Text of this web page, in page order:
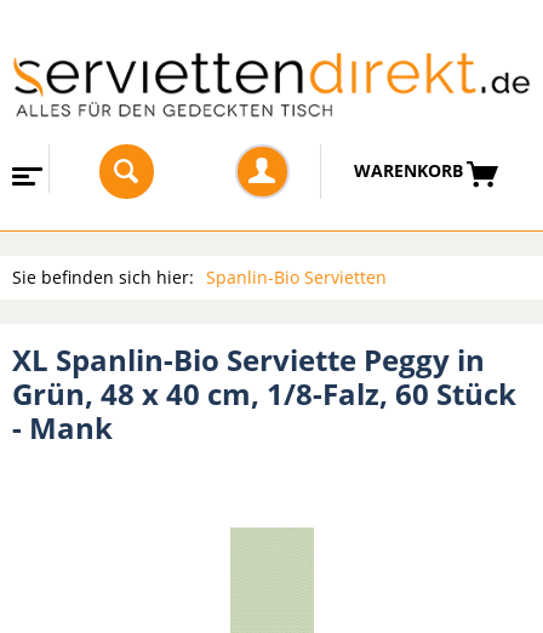
WARENKORB
Sie befinden sich hier: Spanlin-Bio Servietten
XL Spanlin-Bio Serviette Peggy in
Grün, 48 x 40 cm, 1/8-Falz, 60 Stück
- Mank